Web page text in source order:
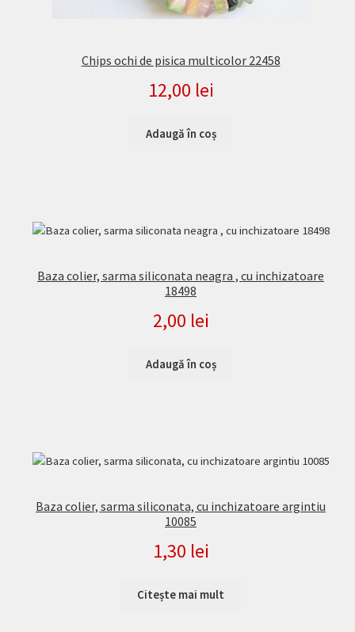
Chips ochi de pisica multicolor 22458
12,00 lei
Adaugă în coș
Baza colier, sarma siliconata neagra , cu inchizatoare
18498
2,00 lei
Adaugă în coș
Baza colier, sarma siliconata, cu inchizatoare argintiu
10085
1,30 lei
Citește mai mult